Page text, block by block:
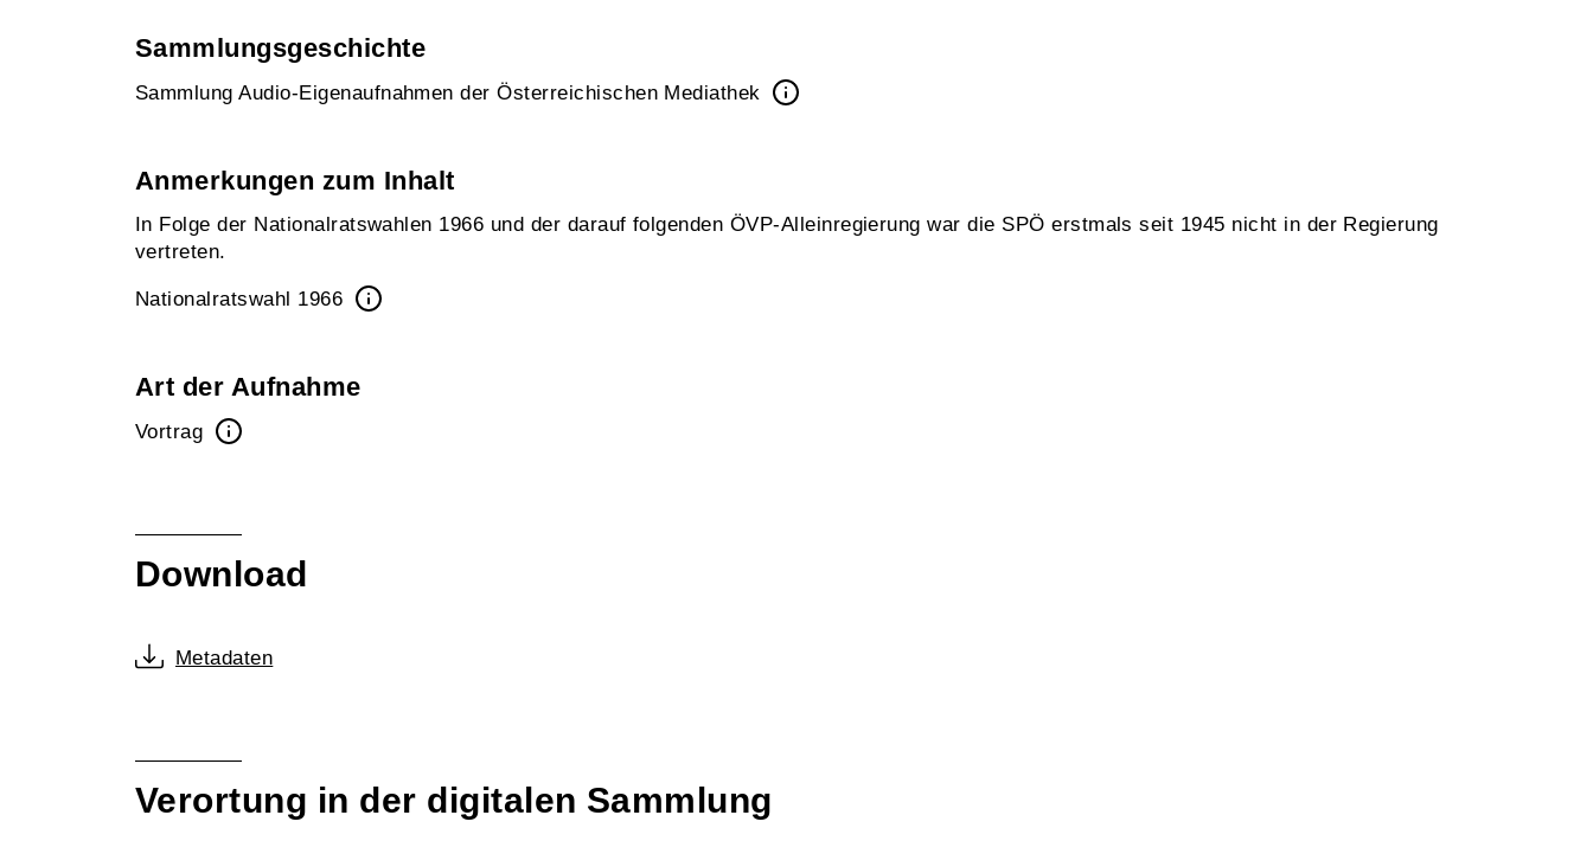
Sammlungsgeschichte
Sammlung Audio-Eigenaufnahmen der Österreichischen Mediathek
Anmerkungen zum Inhalt
In Folge der Nationalratswahlen 1966 und der darauf folgenden ÖVP-Alleinregierung war die SPÖ erstmals seit 1945 nicht in der Regierung
vertreten.
Nationalratswahl 1966
Art der Aufnahme
Vortrag
Download
Metadaten
Verortung in der digitalen Sammlung